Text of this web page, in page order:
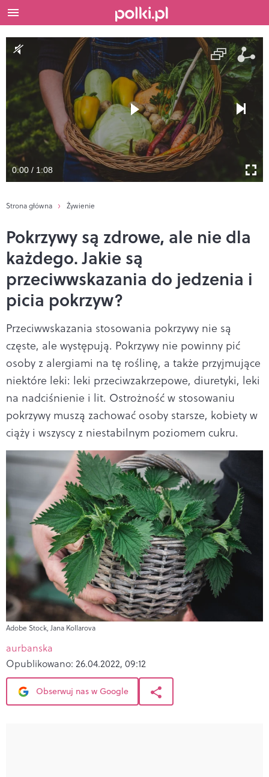
0:00 / 1:08
Strona główna Żywienie
Pokrzywy są zdrowe, ale nie dla
każdego. Jakie są
przeciwwskazania do jedzenia i
picia pokrzyw?
Przeciwwskazania stosowania pokrzywy nie są
częste, ale występują. Pokrzywy nie powinny pić
osoby z alergiami na tę roślinę, a także przyjmujące
niektóre leki: leki przeciwzakrzepowe, diuretyki, leki
na nadciśnienie i lit. Ostrożność w stosowaniu
pokrzywy muszą zachować osoby starsze, kobiety w
ciąży i wszyscy z niestabilnym poziomem cukru.
Adobe Stock, Jana Kollarova
aurbanska
Opublikowano: 26.04.2022, 09:12
Obserwuj nas w Google